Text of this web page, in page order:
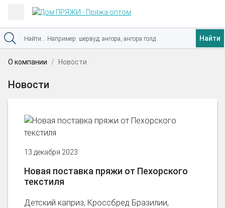
Найти
О компании Новости
Новости
13 декабря 2023
Новая поставка пряжи от Пехорского
текстиля
Детский каприз, Кроссбред Бразилии,